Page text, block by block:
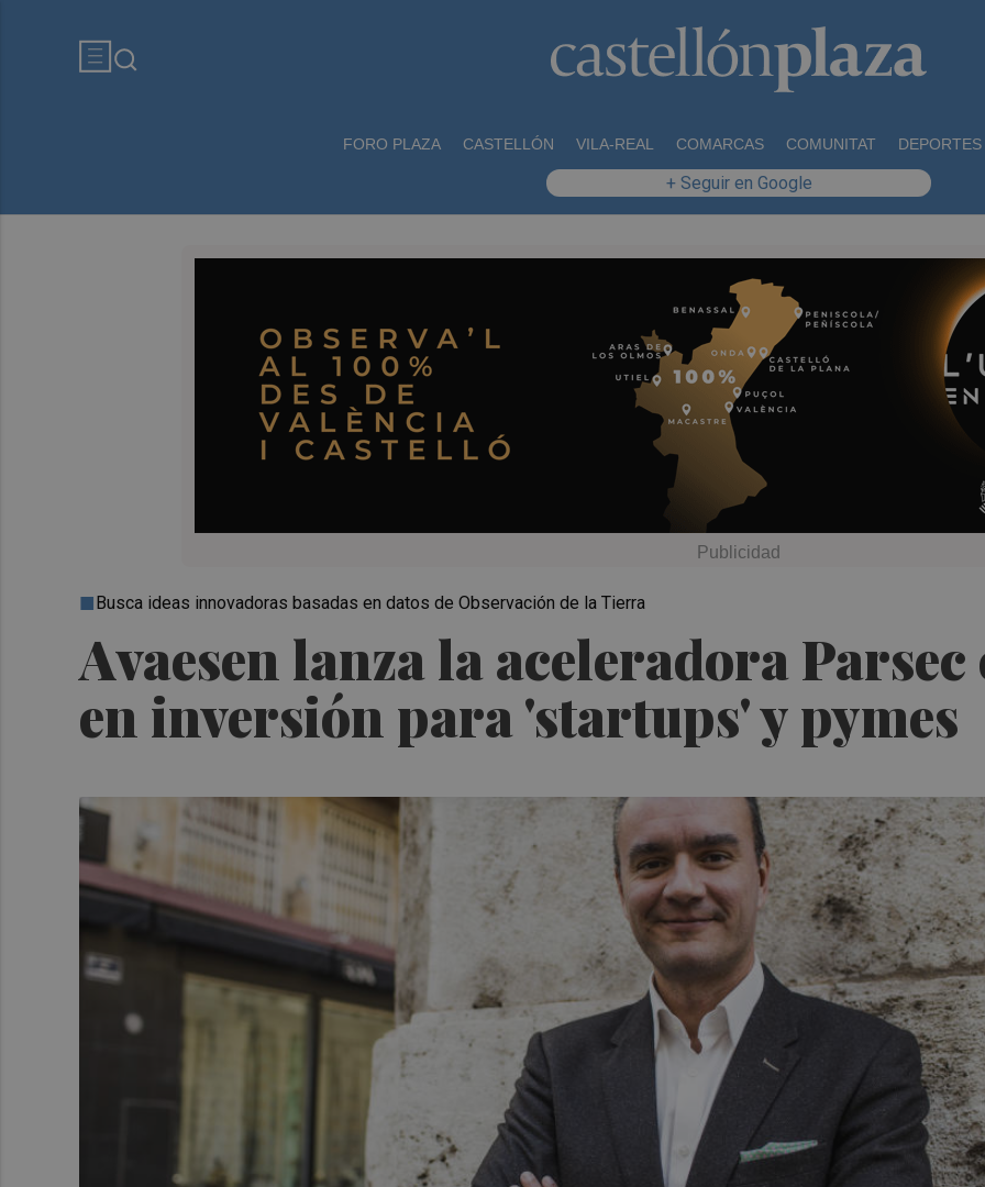
FORO PLAZA CASTELLÓN VILA-REAL COMARCAS COMUNITAT DEPORTES
+ Seguir en Google
Avaesen lanza la aceleradora
en inversión para 'startups' y pymes
Busca ideas innovadoras basadas en datos de Observación de la Tierra